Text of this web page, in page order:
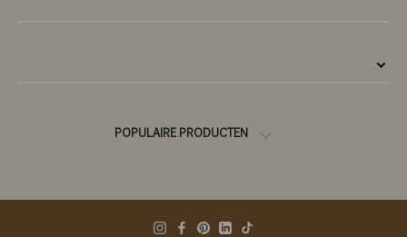
POPULAIRE PRODUCTEN